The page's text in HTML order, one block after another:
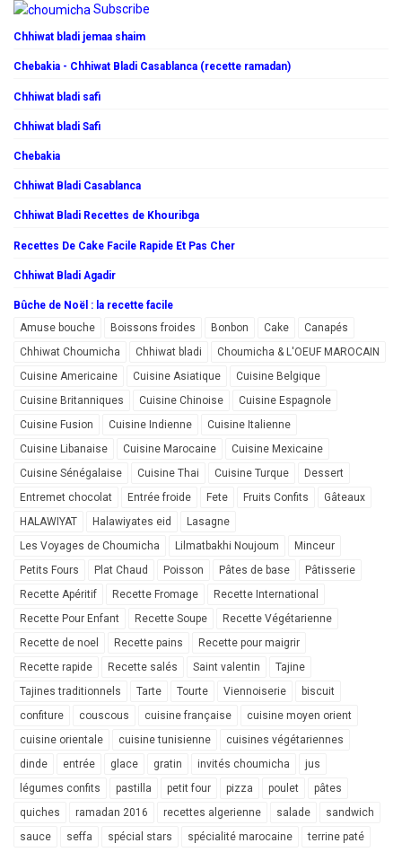
Subscribe
Chhiwat bladi jemaa shaim
Chebakia - Chhiwat Bladi Casablanca (recette ramadan)
Chhiwat bladi safi
Chhiwat bladi Safi
Chebakia
Chhiwat Bladi Casablanca
Chhiwat Bladi Recettes de Khouribga
Recettes De Cake Facile Rapide Et Pas Cher
Chhiwat Bladi Agadir
Bûche de Noël : la recette facile
Amuse bouche
Boissons froides Bonbon Cake
Canapés
Chhiwat Choumicha
Chhiwat bladi
Choumicha & L'OEUF MAROCAIN
Cuisine Americaine
Cuisine Asiatique
Cuisine Belgique
Cuisine Britanniques
Cuisine Chinoise
Cuisine Espagnole
Cuisine Fusion
Cuisine Indienne
Cuisine Italienne
Cuisine Libanaise
Cuisine Marocaine
Cuisine Mexicaine
Cuisine Sénégalaise
Cuisine Thai Cuisine Turque
Dessert
Entremet chocolat
Entrée froide Fete Fruits Confits
Gâteaux
HALAWIYAT
Halawiyates eid
Lasagne
Les Voyages de Choumicha
Lilmatbakhi Noujoum
Minceur
Petits Fours
Plat Chaud Poisson Pâtes de base
Pâtisserie
Recette Apéritif
Recette Fromage
Recette International
Recette Pour Enfant
Recette Soupe
Recette Végétarienne
Recette de noel
Recette pains
Recette pour maigrir
Recette rapide
Recette salés Saint valentin
Tajine
Tajines traditionnels
Tarte Tourte Viennoiserie
biscuit
confiture
couscous cuisine française
cuisine moyen orient
cuisine orientale
cuisine tunisienne
cuisines végétariennes
dinde
entrée glace gratin invités choumicha
jus
légumes confits
pastilla petit four pizza poulet
pâtes
quiches
ramadan 2016 recettes algerienne salade
sandwich
sauce
seffa spécial stars spécialité marocaine terrine paté